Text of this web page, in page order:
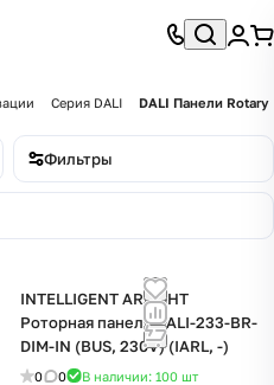
Серия DALI DALI Панели Rotary
Фильтры
INTELLIGENT ARLIGHT
Роторная панель DALI-233-BR-
DIM-IN (BUS, 230V) (IARL, -)
0 0 В наличии: 100 шт